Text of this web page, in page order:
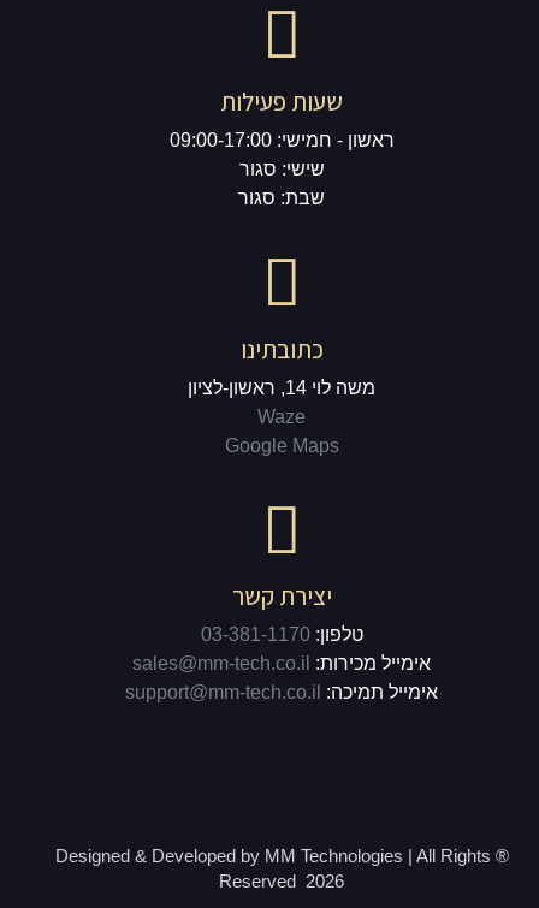
שעות פעילות
ראשון - חמישי: 09:00-17:00
שישי: סגור
שבת: סגור
כתובתינו
משה לוי 14, ראשון-לציון
Waze
Google Maps
יצירת קשר
טלפון:03-381-1170
אימייל מכירות: sales@mm-tech.co.il
אימייל תמיכה: support@mm-tech.co.il
® Designed & Developed by MM Technologies | All Rights
Reserved 2026